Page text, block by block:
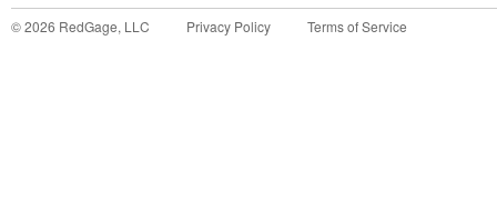
©2026 RedGage, LLC Privacy Policy Terms of Service